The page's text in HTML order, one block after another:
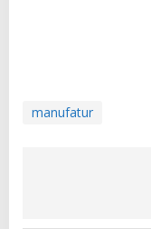
manufatur